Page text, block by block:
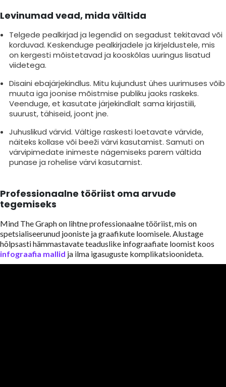
Levinumad vead, mida vältida
Telgede pealkirjad ja legendid on segadust tekitavad või
korduvad. Keskenduge pealkirjadele ja kirjeldustele, mis
on kergesti mõistetavad ja kooskõlas uuringus lisatud
viidetega.
Disaini ebajärjekindlus. Mitu kujundust ühes uurimuses võib
muuta iga joonise mõistmise publiku jaoks raskeks.
Veenduge, et kasutate järjekindlalt sama kirjastiili,
suurust, tähiseid, joont jne.
Juhuslikud värvid. Vältige raskesti loetavate värvide,
näiteks kollase või beeži värvi kasutamist. Samuti on
värvipimedate inimeste nägemiseks parem vältida
punase ja rohelise värvi kasutamist.
Professionaalne tööriist oma arvude
tegemiseks
Mind The Graph on lihtne professionaalne tööriist, mis on
spetsialiseerunud jooniste ja graafikute loomisele. Alustage
hõlpsasti hämmastavate teaduslike infograafiate loomist koos
infograafia mallid ja ilma igasuguste komplikatsioonideta.